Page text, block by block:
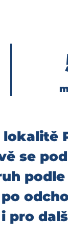
lokalitě
se
podle
pro